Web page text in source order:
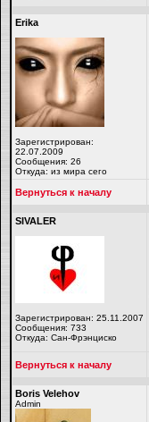
Erika
Зарегистрирован:
22.07.2009
Сообщения: 26
Откуда: из мира сего
Вернуться к началу
SIVALER
Зарегистрирован: 25.11.2007
Сообщения: 733
Откуда: Сан-Фрэнциско
Вернуться к началу
Boris Velehov
Admin